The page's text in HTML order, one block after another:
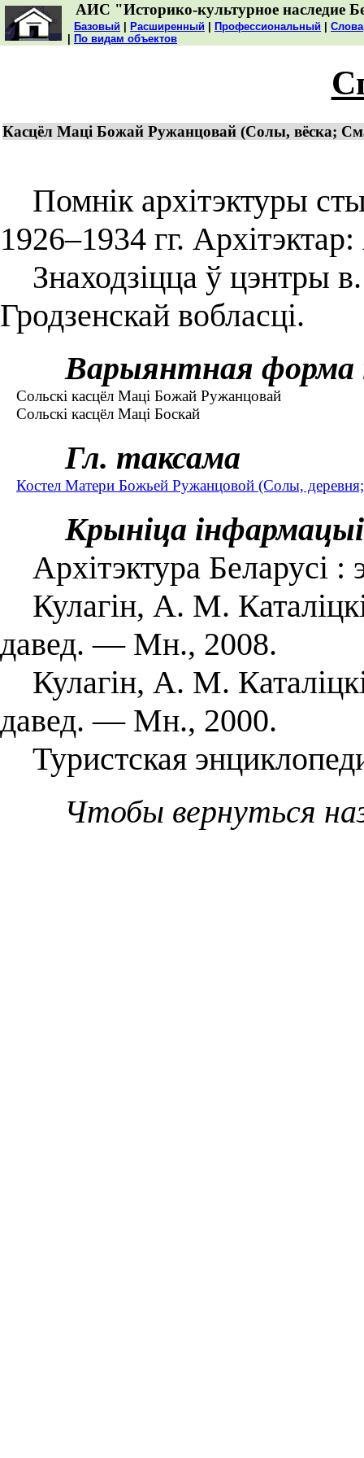
АИС "Историко-культурное наследие
Базовый Расширенный Профессиональный
По видам объектов
Касцёл Маці Божай Ружанцовай (Солы, вёска;
Помнік архітэктуры
1926–1934 гг.
Знаходзіцца ў цэнтры
Гродзенскай вобласці.
Варыянтная форма
Сольскі касцёл Маці Божай Ружанцовай
Сольскі касцёл Маці Боскай
Гл. таксама
Костел Матери Божьей Ружанцовой (Солы,
Крыніца інфармацыі
Архітэктура Беларусі
Кулагін, А. М.
давед. — Мн., 2008.
Кулагін, А. М.
давед. — Мн., 2000.
Туристская
Чтобы вернуться